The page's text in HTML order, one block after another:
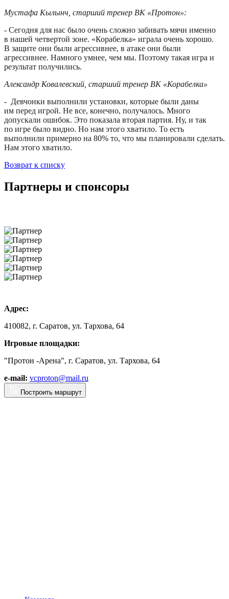
Мустафа Кылынч, старший тренер ВК «Протон»:
- Сегодня для нас было очень сложно забивать мячи именно
в нашей четвертой зоне. «Корабелка» играла очень хорошо.
В защите они были агрессивнее, в атаке они были
агрессивнее. Намного умнее, чем мы. Поэтому такая игра и
результат получились.
Александр Ковалевский, старший тренер ВК «Корабелка»
- Девчонки выполнили установки, которые были даны
им перед игрой. Не все, конечно, получалось. Много
допускали ошибок. Это показала вторая партия. Ну, и так
по игре было видно. Но нам этого хватило. То есть
выполнили примерно на 80% то, что мы планировали сделать.
Нам этого хватило.
Возврат к списку
Партнеры и спонсоры
Адрес:
410082, г. Саратов, ул. Тархова, 64
Игровые площадки:
"Протон -Арена", г. Саратов, ул. Тархова, 64
e-mail: vcproton@mail.ru
Построить маршрут